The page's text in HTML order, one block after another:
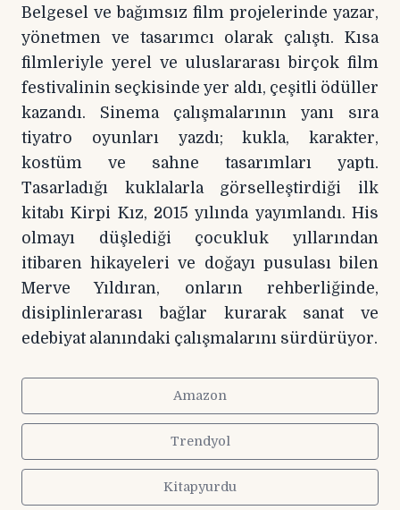
Belgesel ve bağımsız film projelerinde yazar,
yönetmen ve tasarımcı olarak çalıştı. Kısa
filmleriyle yerel ve uluslararası birçok film
festivalinin seçkisinde yer aldı, çeşitli ödüller
kazandı. Sinema çalışmalarının yanı sıra
tiyatro oyunları yazdı; kukla, karakter,
kostüm ve sahne tasarımları yaptı.
Tasarladığı kuklalarla görselleştirdiği ilk
kitabı Kirpi Kız, 2015 yılında yayımlandı. His
olmayı düşlediği çocukluk yıllarından
itibaren hikayeleri ve doğayı pusulası bilen
Merve Yıldıran, onların rehberliğinde,
disiplinlerarası bağlar kurarak sanat ve
edebiyat alanındaki çalışmalarını sürdürüyor.
Amazon
Trendyol
Kitapyurdu